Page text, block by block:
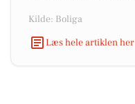
Kilde: Boliga
Læs hele artiklen her